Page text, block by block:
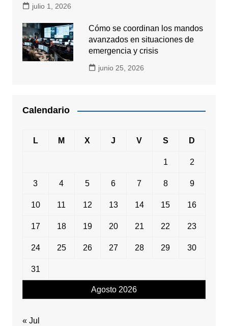
julio 1, 2026
Cómo se coordinan los mandos
avanzados en situaciones de
emergencia y crisis
junio 25, 2026
Calendario
Agosto 2026
L M X J V S D
1 2
3 4 5 6 7 8 9
10 11 12 13 14 15 16
17 18 19 20 21 22 23
24 25 26 27 28 29 30
31
« Jul